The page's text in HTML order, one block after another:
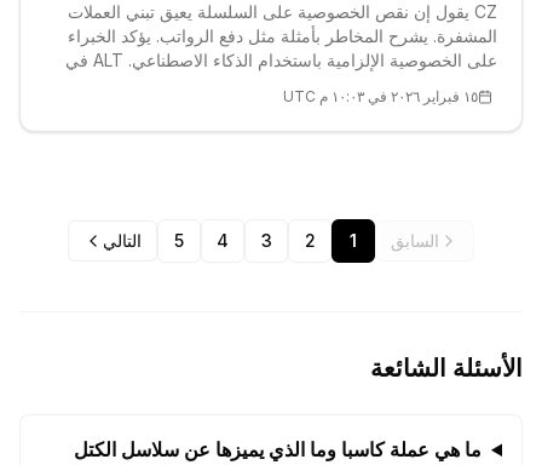
CZ يقول إن نقص الخصوصية على السلسلة يعيق تبني العملات
المشفرة. يشرح المخاطر بأمثلة مثل دفع الرواتب. يؤكد الخبراء
على الخصوصية الإلزامية باستخدام الذكاء الاصطناعي. ALT في
١٥ فبراير ٢٠٢٦ في ١٠:٠٣ م UTC
السابق 1
2
3
4
5 التالي
الأسئلة الشائعة
ما هي عملة كاسبا وما الذي يميزها عن سلاسل الكتل